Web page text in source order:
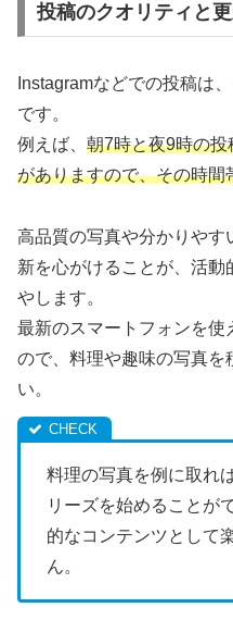
投稿のクオリティと
Instagramなどでの投稿は
です。
例えば、 朝7時と夜9時の
がありますので、その時間
高品質の写真や分かりやす
新を心がけることが、活
やします。
最新のスマートフォンを使
ので、料理や趣味の写真を
い。
料理の写真を例に取れば
リーズを始めることが
的なコンテンツとして
ん。